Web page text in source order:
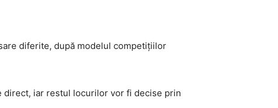
diferite, după modelul competițiilor
direct, iar restul locurilor vor fi decise prin